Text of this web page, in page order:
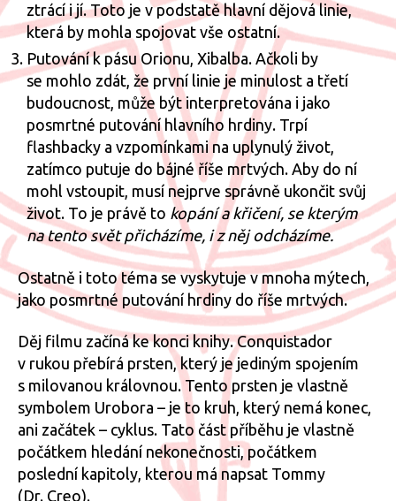
ztrácí i jí. Toto je v podstatě hlavní dějová linie,
která by mohla spojovat vše ostatní.
Putování k pásu Orionu, Xibalba. Ačkoli by
se mohlo zdát, že první linie je minulost a třetí
budoucnost, může být interpretována i jako
posmrtné putování hlavního hrdiny. Trpí
flashbacky a vzpomínkami na uplynulý život,
zatímco putuje do bájné říše mrtvých. Aby do ní
mohl vstoupit, musí nejprve správně ukončit svůj
život. To je právě to kopání a křičení, se kterým
na tento svět přicházíme, i z něj odcházíme.
Ostatně i toto téma se vyskytuje v mnoha mýtech,
jako posmrtné putování hrdiny do říše mrtvých.
Děj filmu začíná ke konci knihy. Conquistador
v rukou přebírá prsten, který je jediným spojením
s milovanou královnou. Tento prsten je vlastně
symbolem Urobora – je to kruh, který nemá konec,
ani začátek – cyklus. Tato část příběhu je vlastně
počátkem hledání nekonečnosti, počátkem
poslední kapitoly, kterou má napsat Tommy
(Dr. Creo).